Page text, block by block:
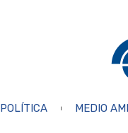
POLÍTICA MEDIO